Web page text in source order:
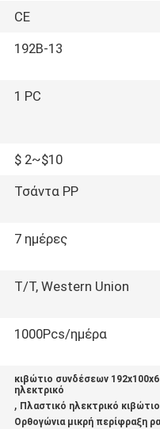
ONLINE
CE
192B-13
1 PC
$ 2~$10
Τσάντα PP
7 ημέρες
T/T, Western Union
1000Pcs/ημέρα
κιβώτιο συνδέσεων
ηλεκτρικό
, Πλαστικό ηλεκτρικό
Ορθογώνια μικρή περίφραξη